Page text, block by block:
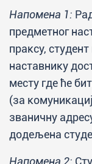
Напомена 1:
предметног
праксу,
наставнику
месту где ће
(за
званичну
додељена
Напомена 2: